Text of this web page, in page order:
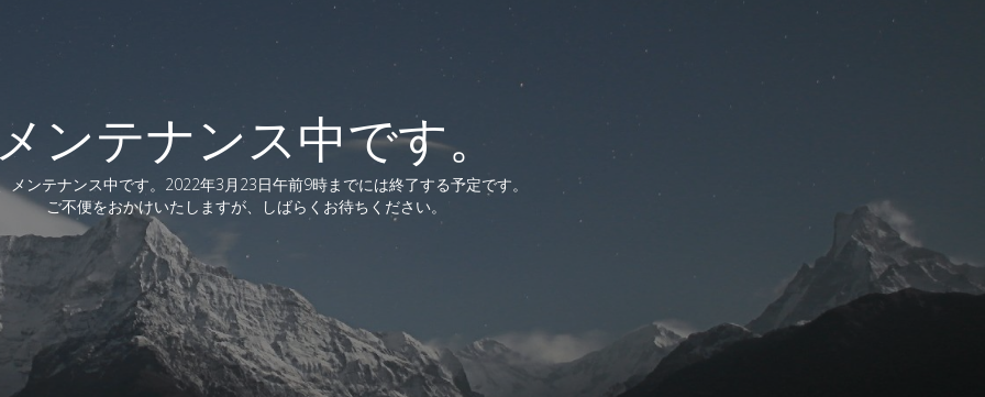
ンテナンス中です。
メンテナンス中です。2022年3月23日午前9時までには終了する予定です。
ご不便をおかけいたしますが、しばらくお待ちください。